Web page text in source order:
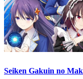
Seiken Gakuin no